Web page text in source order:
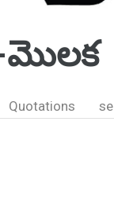
మొలక
Quotations se